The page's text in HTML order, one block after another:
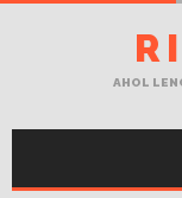
AHOL